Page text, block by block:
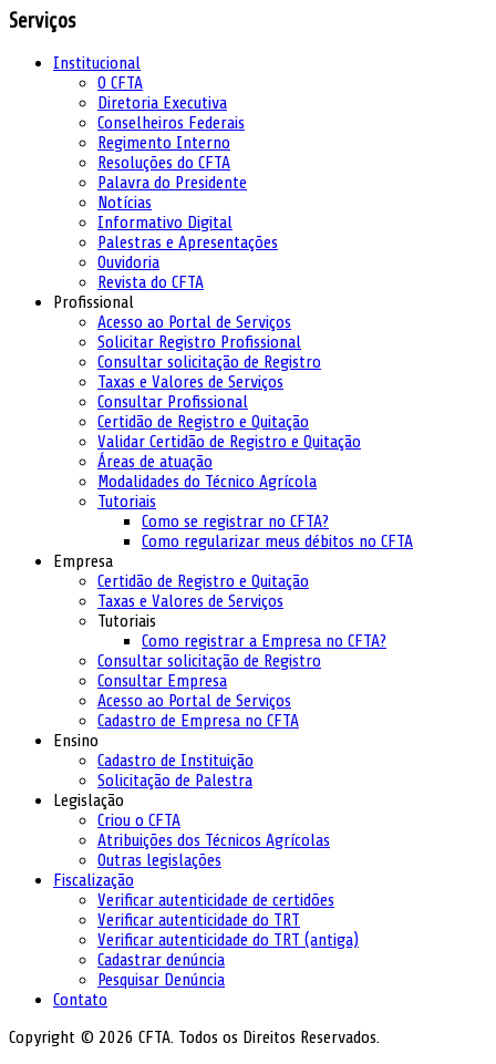
Serviços
Institucional
O CFTA
Diretoria Executiva
Conselheiros Federais
Regimento Interno
Resoluções do CFTA
Palavra do Presidente
Notícias
Informativo Digital
Palestras e Apresentações
Ouvidoria
Revista do CFTA
Profissional
Acesso ao Portal de Serviços
Solicitar Registro Profissional
Consultar solicitação de Registro
Taxas e Valores de Serviços
Consultar Profissional
Certidão de Registro e Quitação
Validar Certidão de Registro e Quitação
Áreas de atuação
Modalidades do Técnico Agrícola
Tutoriais
Como se registrar no CFTA?
Como regularizar meus débitos no CFTA
Empresa
Certidão de Registro e Quitação
Taxas e Valores de Serviços
Tutoriais
Como registrar a Empresa no CFTA?
Consultar solicitação de Registro
Consultar Empresa
Acesso ao Portal de Serviços
Cadastro de Empresa no CFTA
Ensino
Cadastro de Instituição
Solicitação de Palestra
Legislação
Criou o CFTA
Atribuições dos Técnicos Agrícolas
Outras legislações
Fiscalização
Verificar autenticidade de certidões
Verificar autenticidade do TRT
Verificar autenticidade do TRT (antiga)
Cadastrar denúncia
Pesquisar Denúncia
Contato
Copyright © 2026 CFTA. Todos os Direitos Reservados.